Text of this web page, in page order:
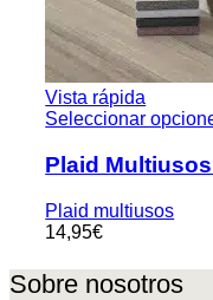
Vista rápida
Seleccionar
Plaid
Plaid multiusos
14,95€
Sobre nosotros